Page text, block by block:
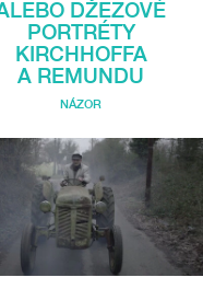
DŽEZOVÉ
PORTRÉTY
KIRCHHOFFA
A REMUNDU
NÁZOR